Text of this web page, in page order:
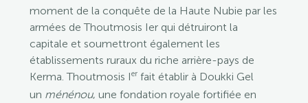
moment de la conquête de la Haute Nubie par les
armées de Thoutmosis Ier qui détruiront la
capitale et soumettront également les
établissements ruraux du riche arrière-pays de
Kerma. Thoutmosis Ierfait établir à Doukki Gel
un ménénou, une fondation royale fortifiée en